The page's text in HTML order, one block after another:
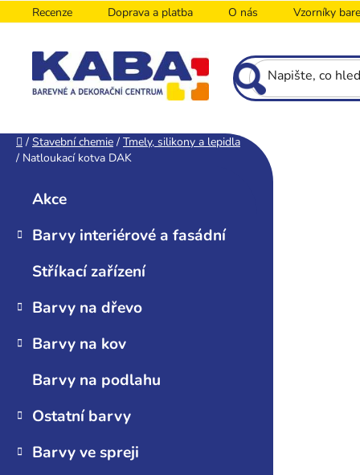
na
Recenze Doprava a platba O nás Vzorníky
Domů
/ Stavební chemie / Tmely, silikony a lepidla
/ Natloukací kotva DAK
kategorieAkce
Barvy interiérové a fasádní
Stříkací zařízení
Barvy na dřevo
Barvy na kov
Barvy na podlahu
Ostatní barvy
Barvy ve spreji